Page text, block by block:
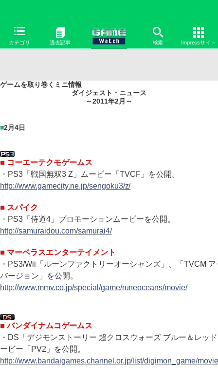
カテゴリ 過去記事 検索 Impressサイト
ゲームを取り巻くミニ情報
ダイジェスト・ニュース
～2011年2月～
■2月4日
■ コーエーテクモゲームス
・PS3「戦国無双3 Z」ムービー「TVCF」を公開。
http://www.gamecity.ne.jp/sengoku3/z/
■ スパイク
・PS3「侍道4」プロモーションムービーを公開。
http://samuraidou.com/samurai4/
■ マーベラスエンターテイメント
・PS3/Wii「ルーンファクトリーオーシャンズ」、「TVCM ア
バージョン」を公開。
http://www.mmv.co.jp/special/game/runeoceans/movie/
■ バンダイナムコゲームス
・DS「デジモンストーリー 超クロスウォーズ ブルー＆レッ
ービー「PV2」を公開。
http://www.bandaigames.channel.or.jp/list/digimon_game/